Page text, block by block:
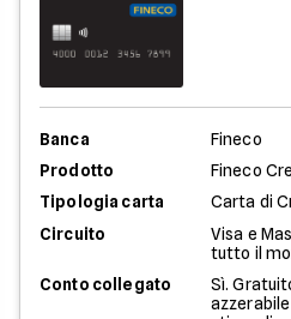
Banca
Fineco
Prodotto
Fineco
Tipologia carta
Carta di
Circuito
Visa e
tutto il
Conto collegato
Sì.